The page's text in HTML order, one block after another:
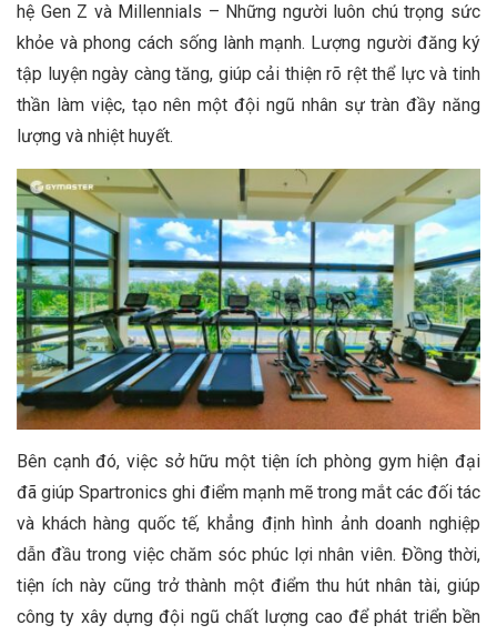
hệ Gen Z và Millennials – Những người luôn chú trọng sức
khỏe và phong cách sống lành mạnh. Lượng người đăng ký
tập luyện ngày càng tăng, giúp cải thiện rõ rệt thể lực và tinh
thần làm việc, tạo nên một đội ngũ nhân sự tràn đầy năng
lượng và nhiệt huyết.
Bên cạnh đó, việc sở hữu một tiện ích phòng gym hiện đại
đã giúp Spartronics ghi điểm mạnh mẽ trong mắt các đối tác
và khách hàng quốc tế, khẳng định hình ảnh doanh nghiệp
dẫn đầu trong việc chăm sóc phúc lợi nhân viên. Đồng thời,
tiện ích này cũng trở thành một điểm thu hút nhân tài, giúp
công ty xây dựng đội ngũ chất lượng cao để phát triển bền